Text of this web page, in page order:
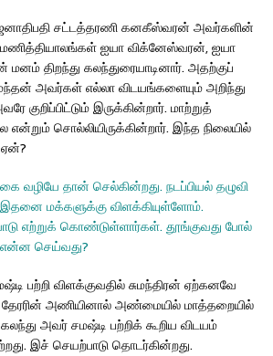
சட்டத்தரணி கனகீஸ்வரன் அவர்களின்
மணித்தியாலங்கள் ஐயா விக்னேஸ்வரன், ஐயா
திறந்து கலந்துரையாடினார். அதற்குப்
அவர்கள் எல்லா விடயங்களையும் அறிந்து
குறிப்பிட்டும் இருக்கின்றார். மாற்றுத்
சொல்லியிருக்கின்றார். இந்த நிலையில்
வழியே தான் செல்கின்றது. நடப்பியல் தழுவி
மக்களுக்கு விளக்கியுள்ளோம்.
எற்றுக் கொண்டுள்ளார்கள். தூங்குவது போல்
செய்வது?
பற்றி விளக்குவதில் சுமந்திரன் ஏற்கனவே
தேரரின் அணியினால் அண்மையில் மாத்தறையில்
அவர் சமஷ்டி பற்றிக் கூறிய விடயம்
இச் செயற்பாடு தொடர்கின்றது.